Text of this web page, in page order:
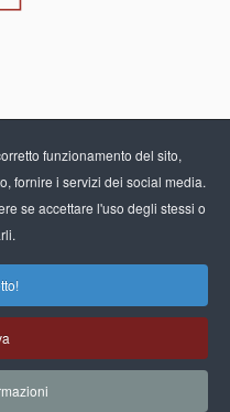
funzionamento del sito,
fornire i servizi dei social media.
se accettare l'uso degli stessi o
formulario
QUI